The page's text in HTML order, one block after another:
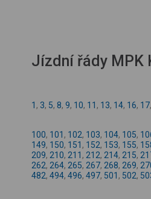
Jízdní řády MPK
1 , 3, 5, 8, 9, 10, 11 , 13, 14, 16, 17,
100, 101 , 102, 103, 104, 105,
149, 150, 151 , 152, 153, 155,
209, 210, 211 , 212, 214, 215,
262, 264, 265, 267, 268, 269,
482, 494, 496, 497, 501 , 502,